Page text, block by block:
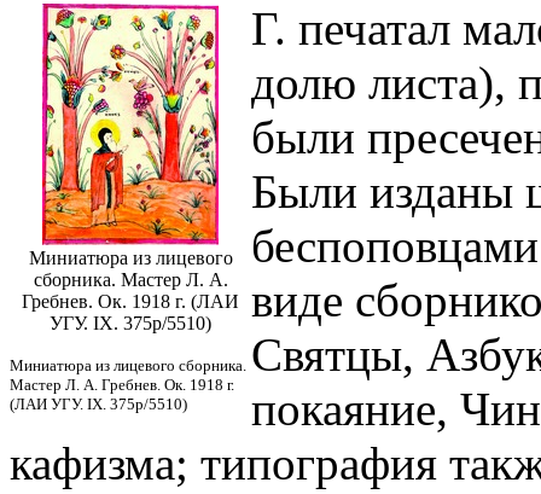
Миниатюра из лицевого
сборника. Мастер Л. А.
Гребнев. Ок. 1918 г. (ЛАИ
УГУ. IX. 375р/5510)
Миниатюра из лицевого сборника.
Мастер Л. А. Гребнев. Ок. 1918 г.
(ЛАИ УГУ. IX. 375р/5510)
Г. печатал
долю листа),
были
Были изданы
виде
Святцы,
покаяние,
кафизма; типография